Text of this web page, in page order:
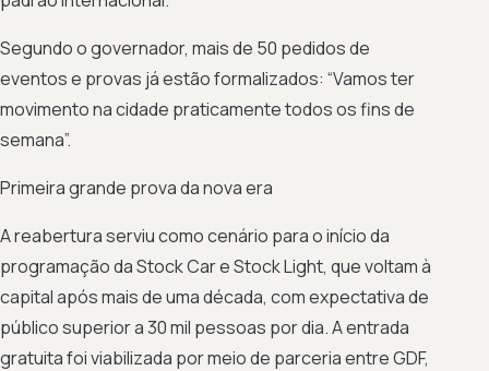
Segundo o governador, mais de 50 pedidos de
eventos e provas já estão formalizados: “Vamos ter
movimento na cidade praticamente todos os fins de
semana”.
Primeira grande prova da nova era
A reabertura serviu como cenário para o início da
programação da Stock Car e Stock Light, que voltam à
capital após mais de uma década, com expectativa de
público superior a 30 mil pessoas por dia. A entrada
gratuita foi viabilizada por meio de parceria entre GDF,